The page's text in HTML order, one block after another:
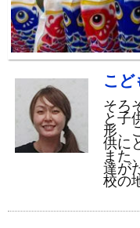
こど
そろ
と子
形、
供に
また
達が
校の